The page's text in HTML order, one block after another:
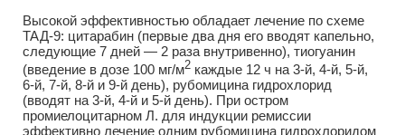
Высокой эффективностью обладает лечение по схеме
ТАД-9: цитарабин (первые два дня его вводят капельно,
следующие 7 дней — 2 раза внутривенно), тиогуанин
(введение в дозе 100 мг/м2 каждые 12 ч на 3-й, 4-й, 5-й,
6-й, 7-й, 8-й и 9-й день), рубомицина гидрохлорид
(вводят на 3-й, 4-й и 5-й день). При остром
промиелоцитарном Л. для индукции ремиссии
эффективно лечение одним рубомицина гидрохлоридом